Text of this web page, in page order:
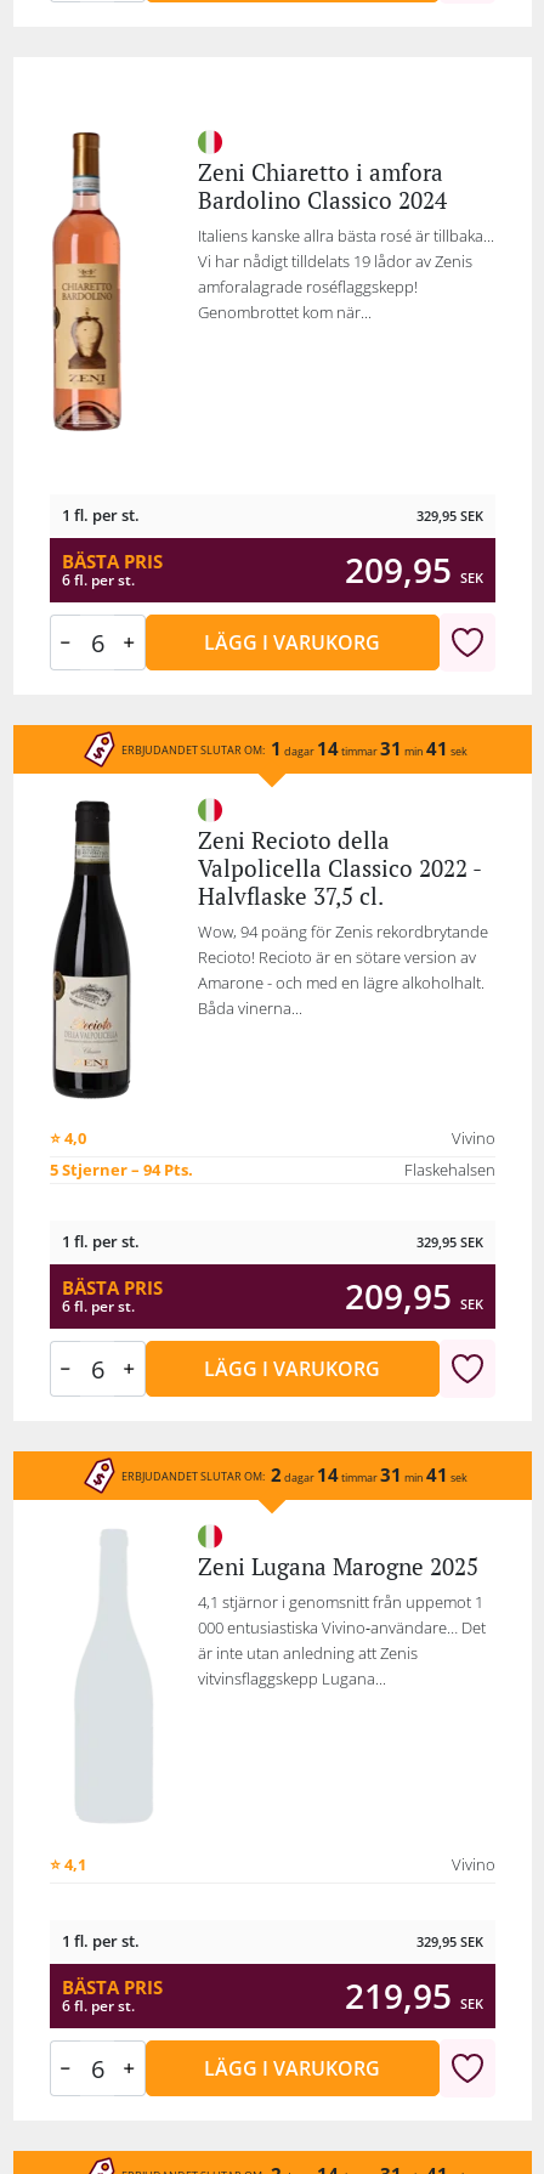
Zeni Chiaretto i amfora
Bardolino Classico 2024
Italiens kanske allra bästa rosé är tillbaka...
Vi har nådigt tilldelats 19 lådor av Zenis
amforalagrade roséflaggskepp!
Genombrottet kom när...
1 fl. per st. 329,95 SEK
BÄSTA PRIS
6 fl. per st. 209,95 SEK
LÄGG I VARUKORG
ERBJUDANDET SLUTAR OM: 1 dagar 14timmar31 min 41 sek
Zeni Recioto della
Valpolicella Classico 2022 -
Halvflaske 37,5 cl.
Wow, 94 poäng för Zenis rekordbrytande
Recioto! Recioto är en sötare version av
Amarone - och med en lägre alkoholhalt.
Båda vinerna...
⭐ 4,0
Vivino
5 Stjerner – 94 Pts.
Flaskehalsen
1 fl. per st. 329,95 SEK
BÄSTA PRIS
6 fl. per st. 209,95 SEK
LÄGG I VARUKORG
ERBJUDANDET SLUTAR OM: 2 dagar 14timmar31 min 41 sek
Zeni Lugana Marogne 2025
4,1 stjärnor i genomsnitt från uppemot 1
000 entusiastiska Vivino‑användare… Det
är inte utan anledning att Zenis
vitvinsflaggskepp Lugana...
⭐ 4,1 Vivino
1 fl. per st. 329,95 SEK
BÄSTA PRIS
6 fl. per st. 219,95 SEK
LÄGG I VARUKORG